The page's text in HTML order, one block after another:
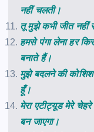
नहीं चलती।
तू मुझे कभी जीत नहीं
हमसे पंगा लेना हर
बनाते हैं।
मुझे बदलने की कोशिश
हूँ।
मेरा एटीट्यूड मेरे
बन जाएगा।